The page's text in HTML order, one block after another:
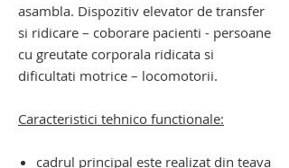
asambla. Dispozitiv elevator de transfer
si ridicare – coborare pacienti - persoane
cu greutate corporala ridicata si
dificultati motrice – locomotorii.
Caracteristici tehnico functionale:
cadrul principal este realizat din teava